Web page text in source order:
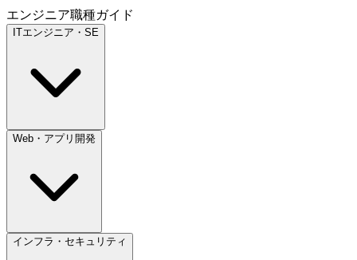
エンジニア職種ガイド
ITエンジニア・SE
Web・アプリ開発
インフラ・セキュリティ